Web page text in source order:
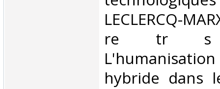
LECLERCQ-
re tr s
hybride dans